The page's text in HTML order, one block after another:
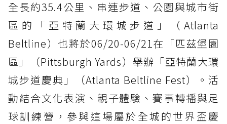
全長約35.4公里、串連步道、公園與城市街
區的「亞特蘭大環城步道」（Atlanta
Beltline）也將於06/20-06/21在「匹茲堡園
區」（Pittsburgh Yards）舉辦「亞特蘭大環
城步道慶典」（Atlanta Beltline Fest）。活
動結合文化表演、親子體驗、賽事轉播與足
球訓練營，參與這場屬於全城的世界盃慶